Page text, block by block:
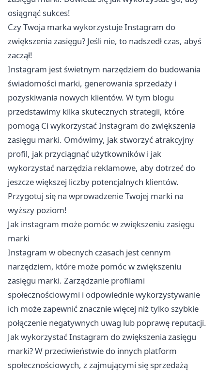
osiągnąć sukces!
Czy Twoja marka wykorzystuje Instagram do
zwiększenia zasięgu? Jeśli nie, to nadszedł czas, abyś
zaczął!
Instagram jest świetnym narzędziem do budowania
świadomości marki, generowania sprzedaży i
pozyskiwania nowych klientów. W tym blogu
przedstawimy kilka skutecznych strategii, które
pomogą Ci wykorzystać Instagram do zwiększenia
zasięgu marki. Omówimy, jak stworzyć atrakcyjny
profil, jak przyciągnąć użytkowników i jak
wykorzystać narzędzia reklamowe, aby dotrzeć do
jeszcze większej liczby potencjalnych klientów.
Przygotuj się na wprowadzenie Twojej marki na
wyższy poziom!
Jak instagram może pomóc w zwiększeniu zasięgu
marki
Instagram w obecnych czasach jest cennym
narzędziem, które może pomóc w zwiększeniu
zasięgu marki. Zarządzanie profilami
społecznościowymi i odpowiednie wykorzystywanie
ich może zapewnić znacznie więcej niż tylko szybkie
połączenie negatywnych uwag lub poprawę reputacji.
Jak wykorzystać Instagram do zwiększenia zasięgu
marki? W przeciwieństwie do innych platform
społecznościowych, z zajmującymi się sprzedażą